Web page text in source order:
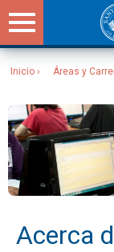
Inicio Áreas y
Acerca